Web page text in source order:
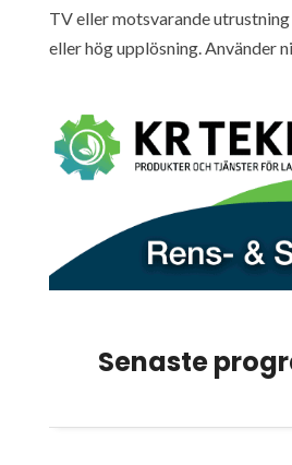
TV eller motsvarande
eller hög upplösning. Använder
Senaste